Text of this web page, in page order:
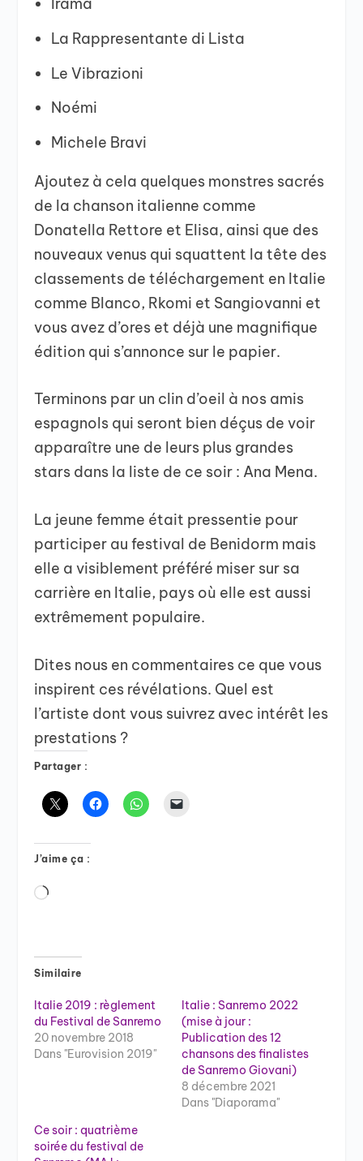
Irama
La Rappresentante di Lista
Le Vibrazioni
Noémi
Michele Bravi
Ajoutez à cela quelques monstres sacrés
de la chanson italienne comme
Donatella Rettore et Elisa, ainsi que des
nouveaux venus qui squattent la tête des
classements de téléchargement en Italie
comme Blanco, Rkomi et Sangiovanni et
vous avez d’ores et déjà une magnifique
édition qui s’annonce sur le papier.
Terminons par un clin d’oeil à nos amis
espagnols qui seront bien déçus de voir
apparaître une de leurs plus grandes
stars dans la liste de ce soir : Ana Mena.
La jeune femme était pressentie pour
participer au festival de Benidorm mais
elle a visiblement préféré miser sur sa
carrière en Italie, pays où elle est aussi
extrêmement populaire.
Dites nous en commentaires ce que vous
inspirent ces révélations. Quel est
l’artiste dont vous suivrez avec intérêt les
prestations ?
Partager :
J’aime ça :
Chargement…
Similaire
Italie 2019 : règlement
du Festival de Sanremo
20 novembre 2018
Dans "Eurovision 2019"
Italie : Sanremo 2022
(mise à jour :
Publication des 12
chansons des finalistes
de Sanremo Giovani)
8 décembre 2021
Dans "Diaporama"
Ce soir : quatrième
soirée du festival de